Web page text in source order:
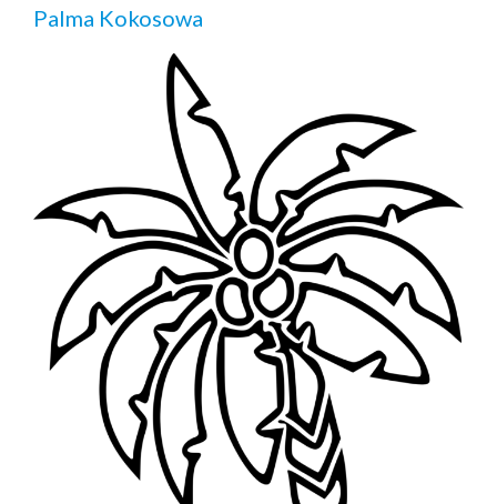
Palma Kokosowa